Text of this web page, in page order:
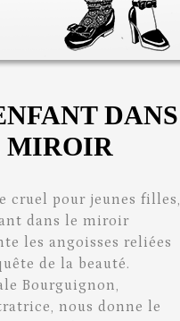
DANS
MIROIR
cruel pour jeunes filles,
dans le miroir
les angoisses reliées
de la beauté.
Bourguignon,
nous donne le